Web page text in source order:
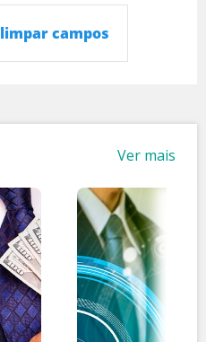
limpar campos
Ver mais